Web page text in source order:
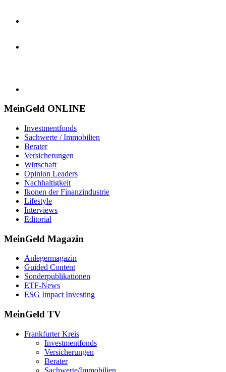
MeinGeld ONLINE
Investmentfonds
Sachwerte / Immobilien
Berater
Versicherungen
Wirtschaft
Opinion Leaders
Nachhaltigkeit
Ikonen der Finanzindustrie
Lifestyle
Interviews
Editorial
MeinGeld Magazin
Anlegermagazin
Guided Content
Sonderpublikationen
ETF-News
ESG Impact Investing
MeinGeld TV
Frankfurter Kreis
Investmentfonds
Versicherungen
Berater
Sachwerte/Immobilien